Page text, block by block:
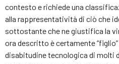
contesto e richiede una
alla rappresentatività di ciò che
sottostante che ne giustifica la
ora descritto è certamente
disabitudine tecnologica di molti